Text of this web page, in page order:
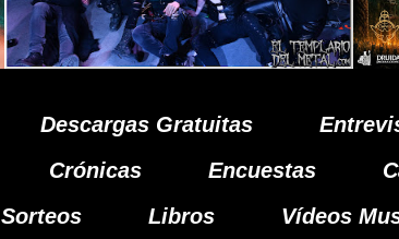
Descargas Gratuitas
Crónicas Encuestas
Sorteos Libros
Vídeos